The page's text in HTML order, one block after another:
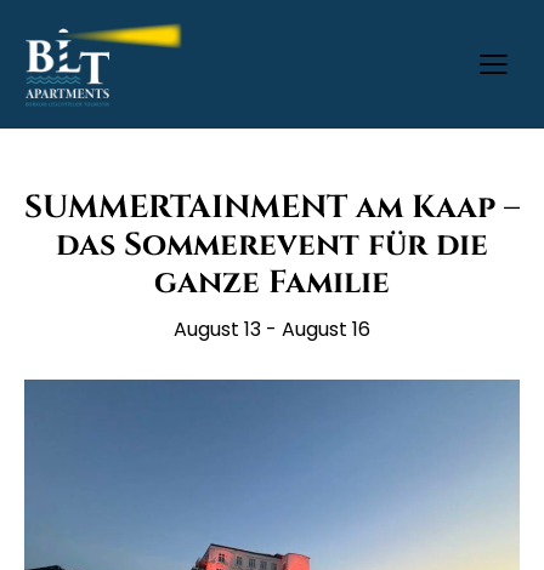
SUMMERTAINMENT am Kaap –
das Sommerevent für die
ganze Familie
August 13 - August 16